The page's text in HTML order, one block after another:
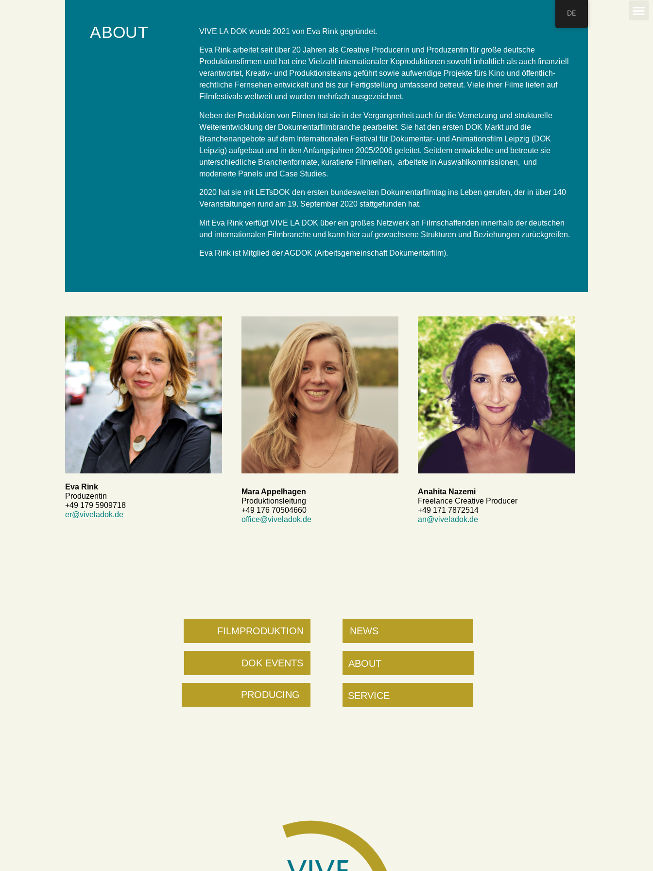
ABOUT VIVE LA DOK wurde 2021 von Eva Rink gegründet.
Eva Rink arbeitet seit über 20 Jahren als Creative Producerin und Produzentin für große deutsche
Produktionsfirmen und hat eine Vielzahl internationaler Koproduktionen sowohl inhaltlich als auch finanziell
verantwortet, Kreativ- und Produktionsteams geführt sowie aufwendige Projekte fürs Kino und öffentlich-
rechtliche Fernsehen entwickelt und bis zur Fertigstellung umfassend betreut. Viele ihrer Filme liefen auf
Filmfestivals weltweit und wurden mehrfach ausgezeichnet.
Neben der Produktion von Filmen hat sie in der Vergangenheit auch für die Vernetzung und strukturelle
Weiterentwicklung der Dokumentarfilmbranche gearbeitet. Sie hat den ersten DOK Markt und die
Branchenangebote auf dem Internationalen Festival für Dokumentar- und Animationsfilm Leipzig (DOK
Leipzig) aufgebaut und in den Anfangsjahren 2005/2006 geleitet. Seitdem entwickelte und betreute sie
unterschiedliche Branchenformate, kuratierte Filmreihen, arbeitete in Auswahlkommissionen, und
moderierte Panels und Case Studies.
2020 hat sie mit LETsDOK den ersten bundesweiten Dokumentarfilmtag ins Leben gerufen, der in über 140
Veranstaltungen rund am 19. September 2020 stattgefunden hat.
Mit Eva Rink verfügt VIVE LA DOK über ein großes Netzwerk an Filmschaffenden innerhalb der deutschen
und internationalen Filmbranche und kann hier auf gewachsene Strukturen und Beziehungen zurückgreifen.
Eva Rink ist Mitglied der AGDOK (Arbeitsgemeinschaft Dokumentarfilm).
Eva Rink
Produzentin
+49 179 5909718
er@viveladok.de
Mara Appelhagen
Produktionsleitung
+49 176 70504660
office@viveladok.de
Anahita Nazemi
Freelance Creative Producer
+49 171 7872514
an@viveladok.de
FILMPRODUKTION
DOK EVENTS
PRODUCING
NEWS
ABOUT
SERVICE
DE